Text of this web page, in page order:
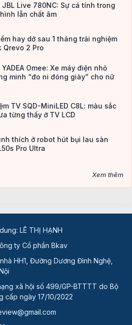
Live 780NC: Sự cá tính trong
lẫn chất âm
hay dở sau 1 tháng trải nghiệm
Qrevo 2 Pro
Omee: Xe máy điện nhỏ
minh “đo ni đóng giày” cho nữ
TV SQD-MiniLED C8L: màu sắc
từng thấy ở TV LCD
thích ở robot hút bụi lau sàn
Pro Ultra
Xem thêm
LÊ THỊ HẠNH
ty Cổ phần Bkav
HH1, Đường Dương Đình Nghệ,
xã hội số 499/GP-BTTTT do Bộ
cấp ngày 17/10/2022